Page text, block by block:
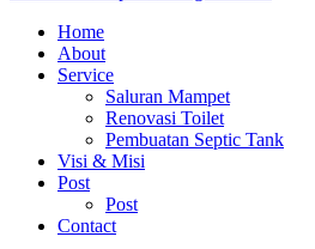
Home
About
Service
Saluran Mampet
Renovasi Toilet
Pembuatan Septic Tank
Visi & Misi
Post
Post
Contact